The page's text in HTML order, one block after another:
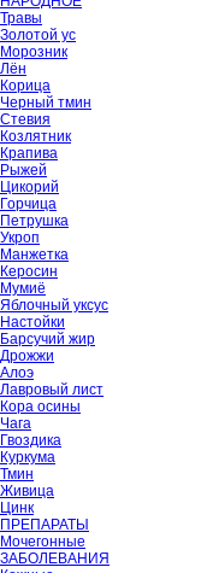
Травы
Золотой ус
Морозник
Лён
Корица
Черный тмин
Стевия
Козлятник
Крапива
Рыжей
Цикорий
Горчица
Петрушка
Укроп
Манжетка
Керосин
Мумиё
Яблочный уксус
Настойки
Барсучий жир
Дрожжи
Алоэ
Лавровый лист
Кора осины
Чага
Гвоздика
Куркума
Тмин
Живица
Цинк
ПРЕПАРАТЫ
Мочегонные
ЗАБОЛЕВАНИЯ